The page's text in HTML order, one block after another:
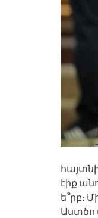
էիք
ե՞րբ։
Աստծո